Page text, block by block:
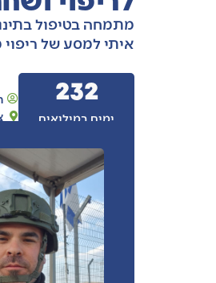
מתמחה בטיפול
איתי למסע של
ימים במילואים
232